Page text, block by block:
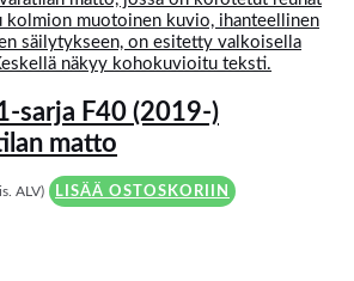
sarja F40 (2019-)
matto
ALV) LISÄÄ OSTOSKORIIN